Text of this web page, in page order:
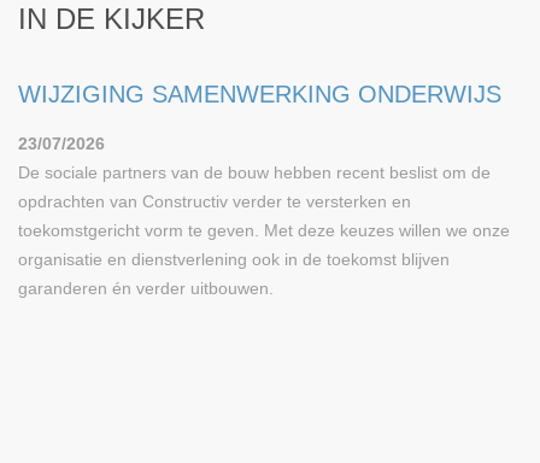
IN DE KIJKER
WIJZIGING SAMENWERKING ONDERWIJS
23/07/2026
De sociale partners van de bouw hebben recent beslist om de
opdrachten van Constructiv verder te versterken en
toekomstgericht vorm te geven. Met deze keuzes willen we onze
organisatie en dienstverlening ook in de toekomst blijven
garanderen én verder uitbouwen.